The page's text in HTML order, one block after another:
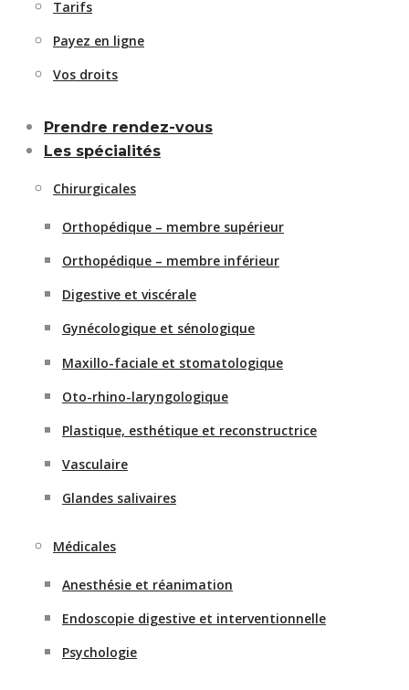
Tarifs
Payez en ligne
Vos droits
Prendre rendez-vous
Les spécialités
Chirurgicales
Orthopédique – membre supérieur
Orthopédique – membre inférieur
Digestive et viscérale
Gynécologique et sénologique
Maxillo-faciale et stomatologique
Oto-rhino-laryngologique
Plastique, esthétique et reconstructrice
Vasculaire
Glandes salivaires
Médicales
Anesthésie et réanimation
Endoscopie digestive et interventionnelle
Psychologie